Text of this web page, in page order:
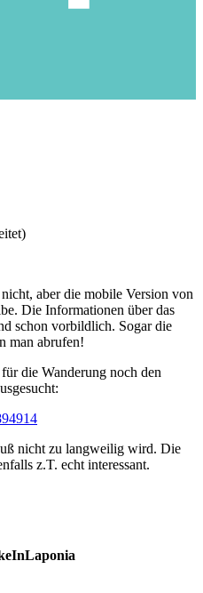
aber die mobile Version von
Die Informationen über das
schon vorbildlich. Sogar die
man abrufen!
die Wanderung noch den
nicht zu langweilig wird. Die
z.T. echt interessant.